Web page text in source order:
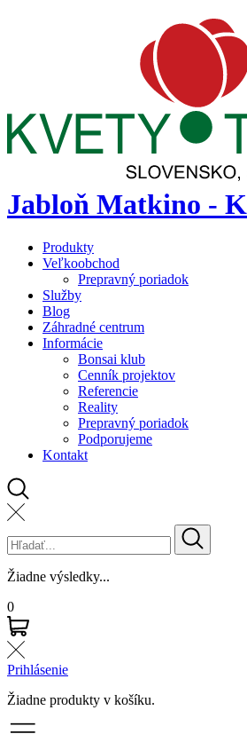
Jabloň Matkino -
Produkty
Veľkoobchod
Prepravný poriadok
Služby
Blog
Záhradné centrum
Informácie
Bonsai klub
Cenník projektov
Referencie
Reality
Prepravný poriadok
Podporujeme
Kontakt
Žiadne výsledky...
0
Prihlásenie
Žiadne produkty v košíku.